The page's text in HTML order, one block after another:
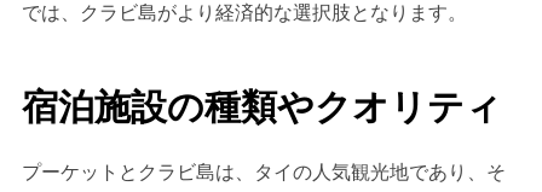
では、クラビ島がより経済的な選択肢となります。
宿泊施設の種類やクオリティ
プーケットとクラビ島は、タイの人気観光地であり、そ